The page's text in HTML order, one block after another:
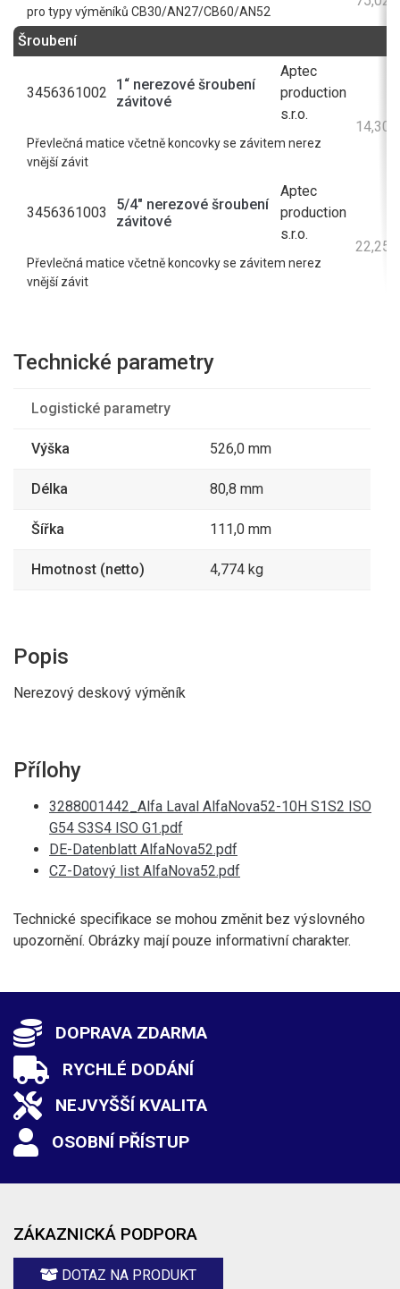
pro typy výměníků CB30/AN27/CB60/AN52
Šroubení
3456361002
1“ nerezové šroubení
závitové
Aptec
production
s.r.o.
14,30
Převlečná matice včetně koncovky se závitem nerez
vnější závit
3456361003
5/4" nerezové šroubení
závitové
Aptec
production
s.r.o.
22,25
Převlečná matice včetně koncovky se závitem nerez
vnější závit
Technické parametry
Logistické parametry
Výška 526,0 mm
Délka 80,8 mm
Šířka 111,0 mm
Hmotnost (netto) 4,774 kg
Popis
Nerezový deskový výměník
Přílohy
3288001442_Alfa Laval AlfaNova52-10H S1S2 ISO
G54 S3S4 ISO G1.pdf
DE-Datenblatt AlfaNova52.pdf
CZ-Datový list AlfaNova52.pdf
Technické specifikace se mohou změnit bez výslovného
upozornění. Obrázky mají pouze informativní charakter.
DOPRAVA ZDARMA
RYCHLÉ DODÁNÍ
NEJVYŠŠÍ KVALITA
OSOBNÍ PŘÍSTUP
ZÁKAZNICKÁ PODPORA
DOTAZ NA PRODUKT